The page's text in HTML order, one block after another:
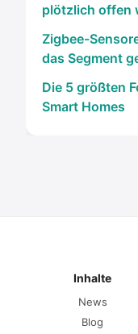
plötzlich offen
Zigbee-
das Segment
Die 5 größten
Smart Homes
Inhalte
News
Blog